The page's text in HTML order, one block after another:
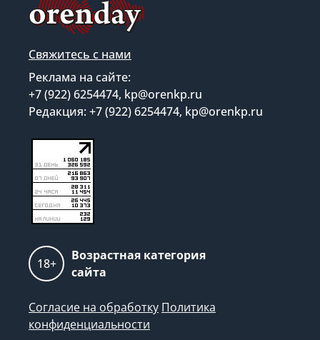
Свяжитесь с нами
Реклама на сайте:
+7 (922) 6254474, kp@orenkp.ru
Редакция: +7 (922) 6254474, kp@orenkp.ru
18+
Возрастная категория
сайта
Согласие на обработку Политика
конфиденциальности